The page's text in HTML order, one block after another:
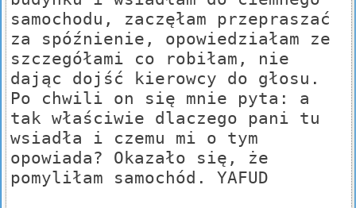
samochodu, zaczęłam przepraszać
za spóźnienie, opowiedziałam ze
szczegółami co robiłam, nie
dając dojść kierowcy do głosu.
Po chwili on się mnie pyta: a
tak właściwie dlaczego pani tu
wsiadła i czemu mi o tym
opowiada? Okazało się, że
pomyliłam samochód. YAFUD